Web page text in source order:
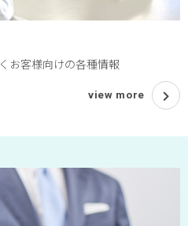
お客様向けの各種情報
view more